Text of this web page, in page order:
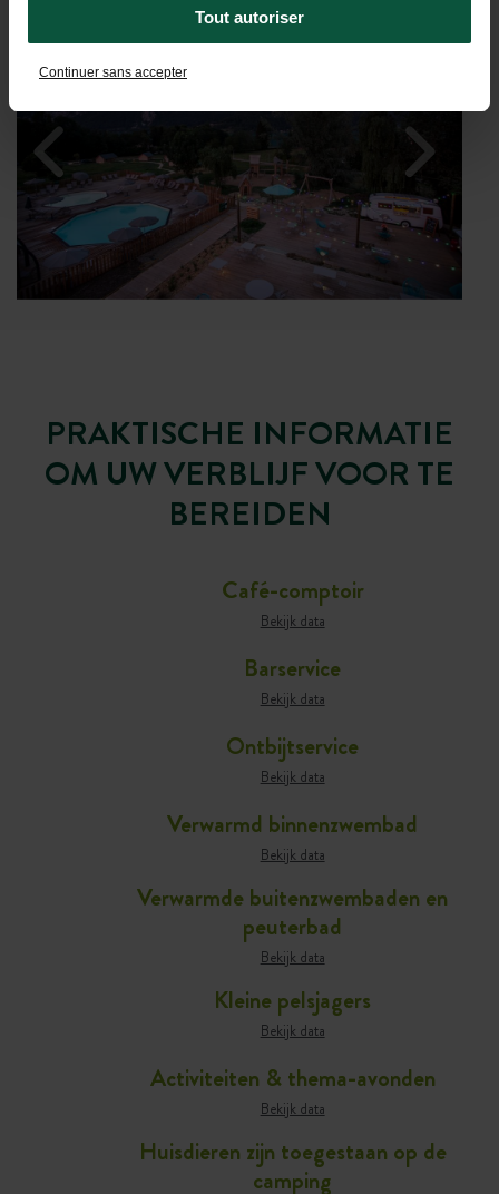
Tout autoriser
Continuer sans accepter
PRAKTISCHE INFORMATIE
OM UW VERBLIJF VOOR TE
BEREIDEN
Café-comptoir
Bekijk data
Barservice
Bekijk data
Ontbijtservice
Bekijk data
Verwarmd binnenzwembad
Bekijk data
Verwarmde buitenzwembaden en
peuterbad
Bekijk data
Kleine pelsjagers
Bekijk data
Activiteiten & thema-avonden
Bekijk data
Huisdieren zijn toegestaan op de
camping